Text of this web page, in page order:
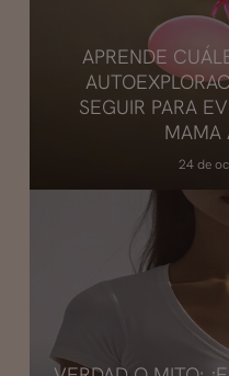
APRENDE
SEGUIR PARA
MAMA
24 de